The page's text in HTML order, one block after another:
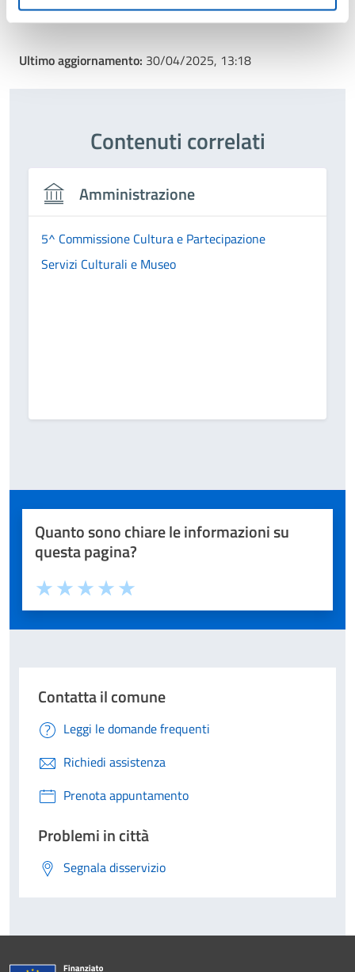
Ultimo aggiornamento: 30/04/2025, 13:18
Contenuti correlati
Amministrazione
5^ Commissione Cultura e Partecipazione
Servizi Culturali e Museo
Quanto sono chiare le informazioni su
questa pagina?
Valuta 5 stelle su 5
Valuta 4 stelle su 5
Valuta 3 stelle su 5
Valuta 2 stelle su 5
Valuta 1 stelle su 5
Contatta il comune
Leggi le domande frequenti
Richiedi assistenza
Prenota appuntamento
Problemi in città
Segnala disservizio